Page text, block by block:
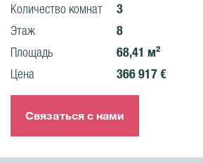
Количество комнат 3
Этаж 8
Площадь 68,41 м²
Цена 366 917 €
Связаться с нами